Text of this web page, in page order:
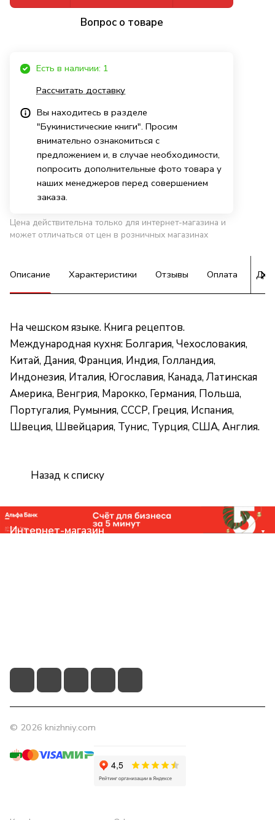
Вопрос о товаре
Есть в наличии: 1
Рассчитать доставку
Вы находитесь в разделе
"Букинистические книги". Просим
внимательно ознакомиться с
предложением и, в случае необходимости,
попросить дополнительные фото товара у
наших менеджеров перед совершением
заказа.
Цена действительна только для интернет-магазина и
может отличаться от цен в розничных магазинах
Описание Характеристики Отзывы Оплата
На чешском языке. Книга рецептов.
Международная кухня: Болгария, Чехословакия,
Китай, Дания, Франция, Индия, Голландия,
Индонезия, Италия, Югославия, Канада, Латинская
Америка, Венгрия, Марокко, Германия, Польша,
Португалия, Румыния, СССР, Греция, Испания,
Швеция, Швейцария, Тунис, Турция, США, Англия.
Назад к списку
Интернет-магазин
© 2026 knizhniy.com